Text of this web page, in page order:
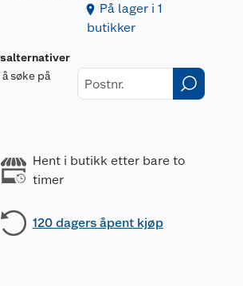
På lager i 1
butikker
søke på
Hent i butikk etter bare to
timer
120 dagers åpent kjøp